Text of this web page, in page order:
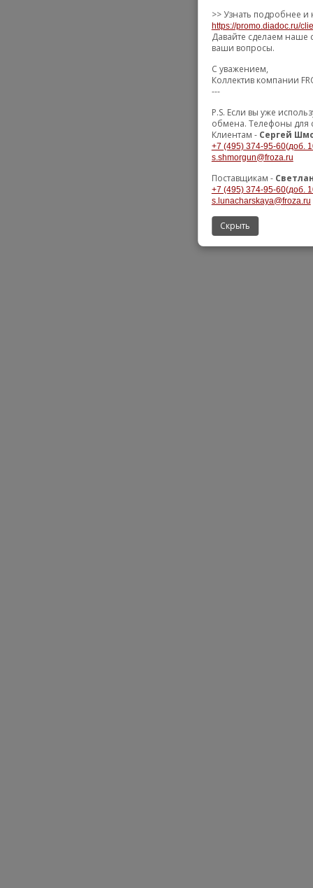
>> Узнать подробнее и
https://promo.diadoc.ru/
Давайте сделаем наше
ваши вопросы.
С уважением,
Коллектив компании
---
P.S. Если вы уже
обмена. Телефоны для
Клиентам - Сергей
+7 (495) 374-95-60(доб.
s.shmorgun@froza.ru
Поставщикам -
+7 (495) 374-95-60(доб.
s.lunacharskaya@froza.ru
Скрыть